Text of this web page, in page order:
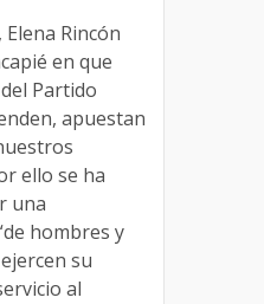
Rincón
en que
Partido
apuestan
ello se ha
una
hombres y
su
al